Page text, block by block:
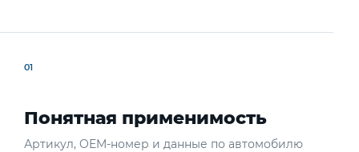
01
Понятная применимость
Артикул, OEM-номер и данные по автомобилю